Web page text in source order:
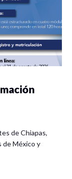
de Chiapas,
de México y